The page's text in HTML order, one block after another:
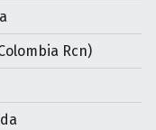
Rcn)